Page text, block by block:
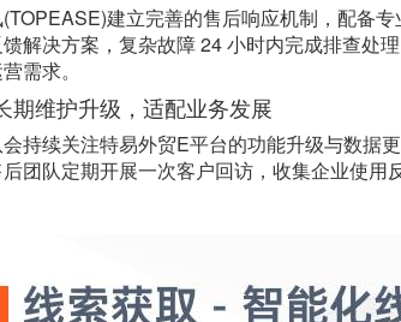
(TOPEASE)建立完善的售后响应机制，配备
解决方案，复杂故障 24 小时内完成排查处
需求。
期维护升级，适配业务发展
持续关注特易外贸E平台的功能升级与数据
团队定期开展一次客户回访，收集企业使用